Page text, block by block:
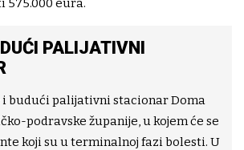
575.000 eura.
PALIJATIVNI
i budući palijativni stacionar Doma
podravske županije, u kojem će se
koji su u terminalnoj fazi bolesti. U